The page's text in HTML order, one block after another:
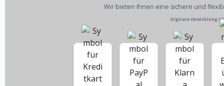
Wir bieten Ihnen eine sichere und
Digitale Abwicklung